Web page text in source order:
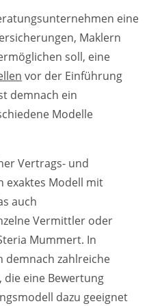
eine
Maklern
soll, eine
vor der Einführung
demnach ein
Modelle
Vertrags- und
exaktes Modell mit
auch
Vermittler oder
Mummert. In
zahlreiche
die eine Bewertung
dazu geeignet